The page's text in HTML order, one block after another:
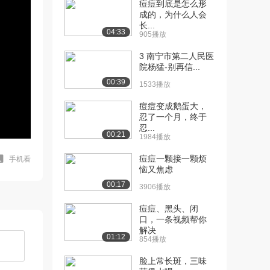
手机看
04:33
痘痘到底是怎么形
成的，为什么人会
长...
905播放
00:39
3 南宁市第二人民医
院杨猛-别再信...
1533播放
00:21
痘痘变成鹅蛋大，
忍了一个月，终于
忍...
1984播放
00:17
痘痘一颗接一颗烦
恼又焦虑
3906播放
01:12
痘痘、黑头、闭
口，一条视频帮你
解决
854播放
脸上常长斑，三味